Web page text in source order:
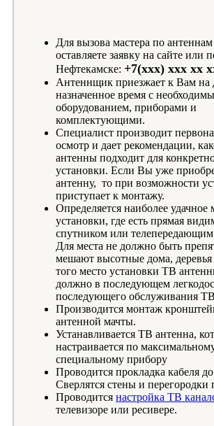
Для вызова мастера по
оставляете заявку на сайте или
Нефтекамске: +7(xxx) xxx xx
Антеннщик приезжает к Вам на
назначенное время с
оборудованием, приборами и
комплектующими.
Специалист производит
осмотр и дает рекомендации,
антенны подходит для
установки. Если Вы уже
антенну, то при возможности
приступает к монтажу.
Определяется наиболее удачное
установки, где есть прямая
спутником или телепередающим
Для места не должно быть
мешают высотные дома,
того место установки ТВ
должно в последующем
последующего обслуживания
Производится монтаж
антенной мачты.
Устанавливается ТВ антенна,
настраивается по
специальному прибору
Проводится прокладка кабеля
Сверлятся стены и перегородки
Проводится настройка ТВ
телевизоре или ресивере.